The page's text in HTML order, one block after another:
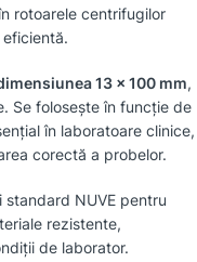
rotoarele centrifugilor
13 × 100 mm,
Se folosește în funcție de
în laboratoare clinice,
corectă a probelor.
NUVE pentru
rezistente,
de laborator.